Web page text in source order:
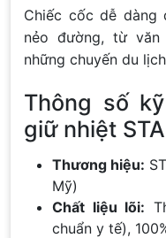
Chiếc cốc dễ dàng
nẻo đường, từ
những chuyến du
Thông số
giữ nhiệt
Thương hiệu:
Mỹ)
Chất liệu lõi:
chuẩn y tế),